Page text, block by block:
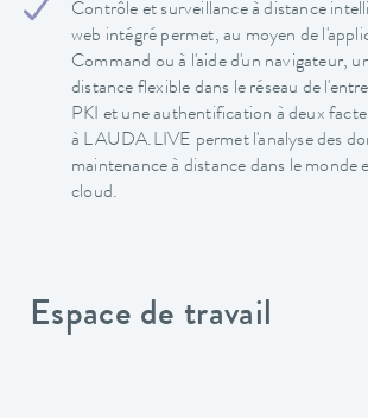
Contrôle et surveillance à distance
web intégré permet, au moyen de
Command ou à l'aide d'un navigateur,
distance flexible dans le réseau de
PKI et une authentification à deux
à LAUDA.LIVE permet l'analyse des
maintenance à distance dans le monde
cloud.
Espace de travail